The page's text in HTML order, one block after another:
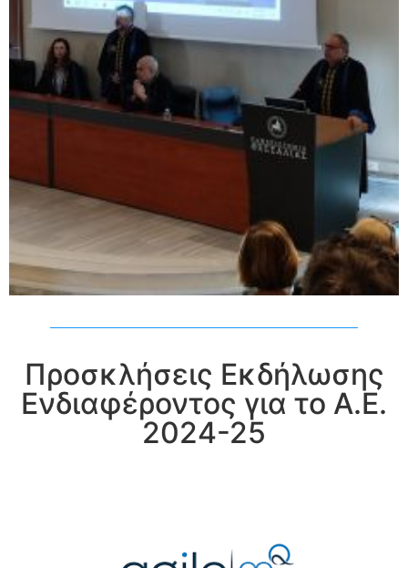
Προσκλήσεις Εκδήλωσης
Ενδιαφέροντος για το Α.Ε.
2024-25